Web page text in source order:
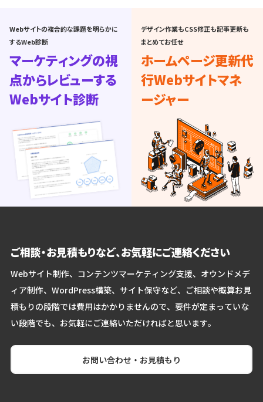
Webサイトの複合的な課題を明らかに
するWeb診断
マーケティングの視
点からレビューする
Webサイト診断
デザイン作業もCSS修正も記事更新も
まとめてお任せ
ホームページ更新代
行Webサイトマネ
ージャー
ご相談・お見積もりなど、お気軽にご連絡ください
Webサイト制作、コンテンツマーケティング支援、オウンドメデ
ィア制作、WordPress構築、サイト保守など、ご相談や概算お見
積もりの段階では費用はかかりませんので、要件が定まっていな
い段階でも、お気軽にご連絡いただければと思います。
お問い合わせ・お見積もり